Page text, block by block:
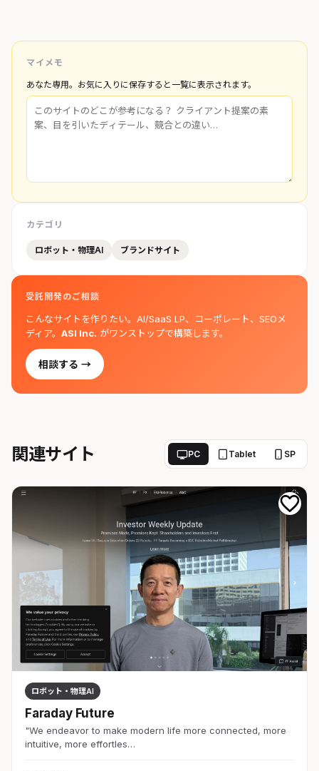
マイメモ
あなた専用。お気に入りに保存すると一覧に表示されます。
カテゴリ
ロボット・物理AI ブランドサイト
受託開発のご相談
こんなサイトを作りたい。AI/SaaS LP、コーポレート、SEOメ
ディア。 ASI Inc. がワンストップで構築します。
相談する →
関連サイト PC Tablet SP
ロボット・物理AI
Faraday Future
"We endeavor to make modern life more connected, more
intuitive, more effortles…